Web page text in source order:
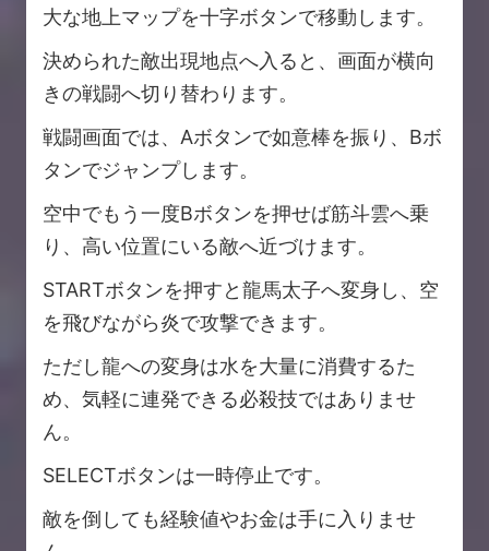
大な地上マップを十字ボタンで移動します。
決められた敵出現地点へ入ると、画面が横向
きの戦闘へ切り替わります。
戦闘画面では、Aボタンで如意棒を振り、Bボ
タンでジャンプします。
空中でもう一度Bボタンを押せば筋斗雲へ乗
り、高い位置にいる敵へ近づけます。
STARTボタンを押すと龍馬太子へ変身し、空
を飛びながら炎で攻撃できます。
ただし龍への変身は水を大量に消費するた
め、気軽に連発できる必殺技ではありませ
ん。
SELECTボタンは一時停止です。
敵を倒しても経験値やお金は手に入りませ